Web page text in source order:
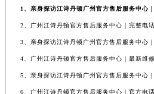
1、亲身探访江诗丹顿广州官方售后服务中心
2、广州江诗丹顿官方售后服务中心｜完整电
3、亲身探访江诗丹顿广州官方售后服务中心
4、广州江诗丹顿官方售后服务中心｜最新维
5、亲身探访江诗丹顿广州官方售后服务中心
6、广州江诗丹顿官方售后服务中心｜官方电